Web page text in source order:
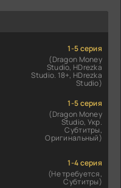
1-5 серия
(Dragon Money
Studio, HDrezka
Studio. 18+, HDrezka
Studio)
1-5 серия
(Dragon Money
Studio, Укр.
Субтитры,
Оригинальный)
1-4 серия
(Не требуется,
Субтитры)